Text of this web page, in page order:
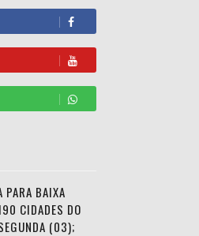
PARA BAIXA
CIDADES DO
(03);